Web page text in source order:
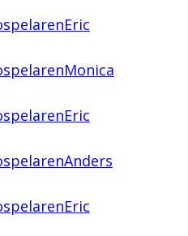
Eric
Monica
Eric
Anders
Eric